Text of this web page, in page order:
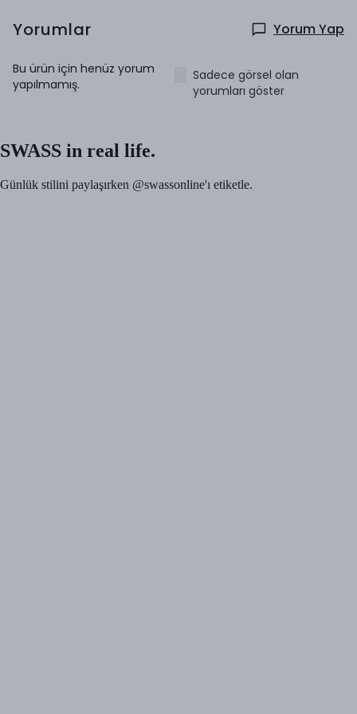
Yorumlar Yorum Yap
Bu ürün için henüz yorum
yapılmamış.
Sadece görsel olan
yorumları göster